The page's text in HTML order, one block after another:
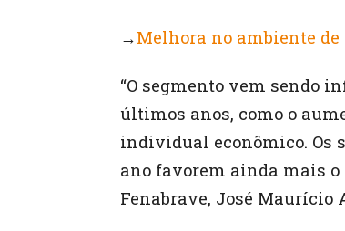
→Melhora no ambiente
“O segmento vem sendo
últimos anos, como o
individual econômico. Os
ano favorem ainda mais o
Fenabrave, José Maurício